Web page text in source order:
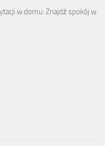
w domu: Znajdź spokój w